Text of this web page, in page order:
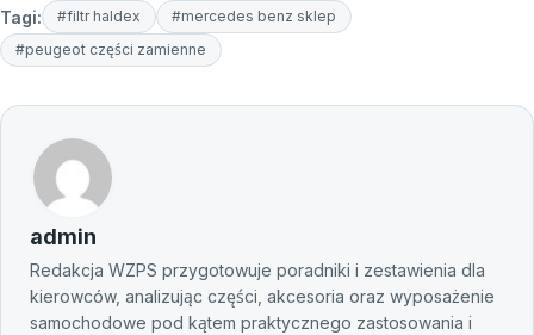
Tagi: #filtr haldex
#mercedes benz sklep
#peugeot części zamienne
admin
Redakcja WZPS przygotowuje poradniki i zestawienia dla
kierowców, analizując części, akcesoria oraz wyposażenie
samochodowe pod kątem praktycznego zastosowania i